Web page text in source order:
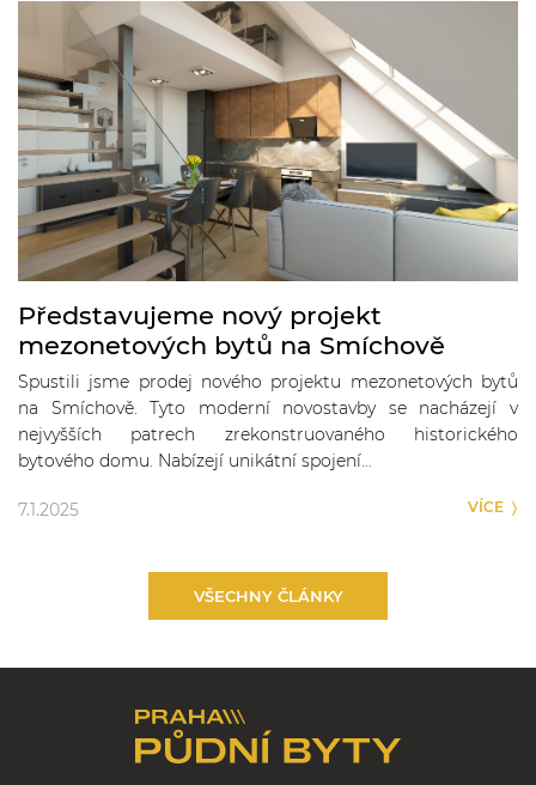
Představujeme nový projekt
mezonetových bytů na Smíchově
Spustili jsme prodej nového projektu mezonetových bytů
na Smíchově. Tyto moderní novostavby se nacházejí v
nejvyšších patrech zrekonstruovaného historického
bytového domu. Nabízejí unikátní spojení…
7.1.2025 VÍCE
VŠECHNY ČLÁNKY